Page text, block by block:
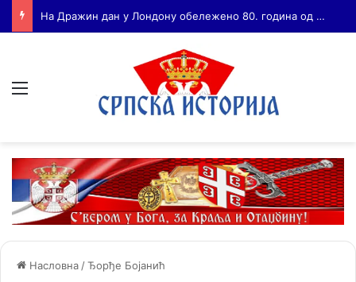
Бојанић: ВОЈА ТАНКОСИЋ – ЧОВЕК КОГА СУ СЕ ПЛАШИЛИ И ЖИВОГ И МРТВОГ, а нема ни споненик
Насловна /Ђорђе Бојанић